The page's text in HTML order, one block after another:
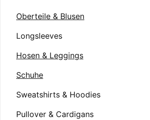
Oberteile & Blusen
Longsleeves
Hosen & Leggings
Schuhe
Sweatshirts & Hoodies
Pullover & Cardigans